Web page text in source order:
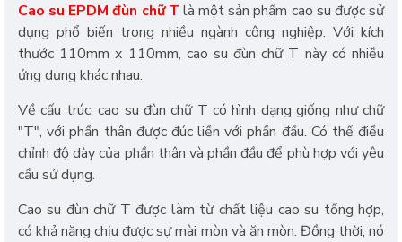
Cao su EPDM đùn chữ T là một sản phẩm cao su được sử
dụng phổ biến trong nhiều ngành công nghiệp. Với kích
thước 110mm x 110mm, cao su đùn chữ T này có nhiều
ứng dụng khác nhau.
Về cấu trúc, cao su đùn chữ T có hình dạng giống như chữ
"T", với phần thân được đúc liền với phần đầu. Có thể điều
chỉnh độ dày của phần thân và phần đầu để phù hợp với yêu
cầu sử dụng.
Cao su đùn chữ T được làm từ chất liệu cao su tổng hợp,
có khả năng chịu được sự mài mòn và ăn mòn. Đồng thời, nó